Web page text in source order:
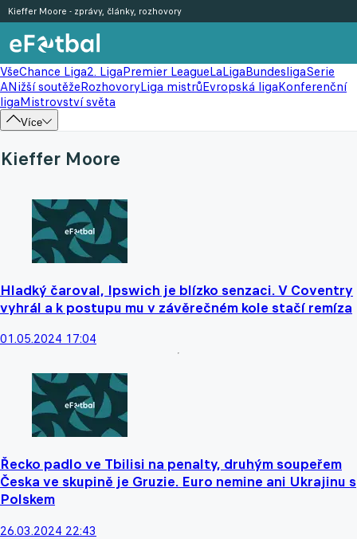
VšeChance Liga2. LigaPremier LeagueLaLigaBundesligaSerie
ANižší soutěžeRozhovoryLiga mistrůEvropská ligaKonferenční
ligaMistrovství světa
Více
Kieffer Moore - zprávy, články, rozhovory
Kieffer Moore
Hladký čaroval, Ipswich je blízko senzaci. V Coventry
vyhrál a k postupu mu v závěrečném kole stačí remíza
01.05.2024 17:04
Řecko padlo ve Tbilisi na penalty, druhým soupeřem
Česka ve skupině je Gruzie. Euro nemine ani Ukrajinu s
Polskem
26.03.2024 22:43